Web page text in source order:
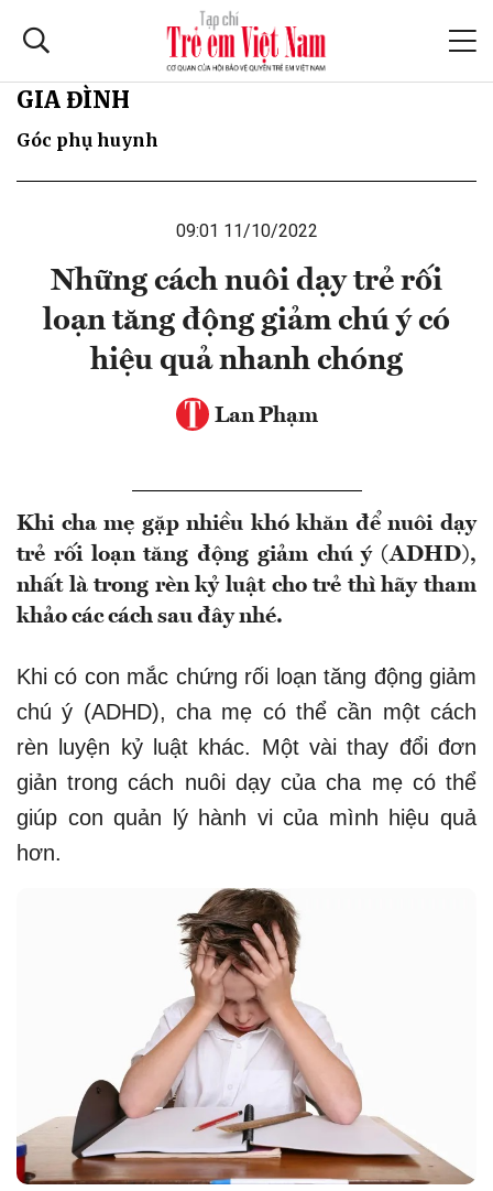
GIA ĐÌNH
Góc phụ huynh
09:01 11/10/2022
Những cách nuôi dạy trẻ rối
loạn tăng động giảm chú ý có
hiệu quả nhanh chóng
Lan Phạm
Khi cha mẹ gặp nhiều khó khăn để nuôi dạy
trẻ rối loạn tăng động giảm chú ý (ADHD),
nhất là trong rèn kỷ luật cho trẻ thì hãy tham
khảo các cách sau đây nhé.
Khi có con mắc chứng rối loạn tăng động giảm
chú ý (ADHD), cha mẹ có thể cần một cách
rèn luyện kỷ luật khác. Một vài thay đổi đơn
giản trong cách nuôi dạy của cha mẹ có thể
giúp con quản lý hành vi của mình hiệu quả
hơn.